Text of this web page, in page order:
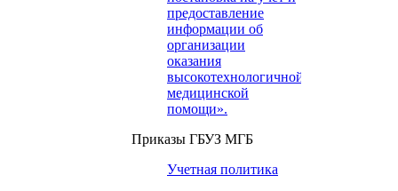
предоставление
информации об
организации
оказания
высокотехнологичной
медицинской
помощи».
Приказы ГБУЗ МГБ
Учетная политика